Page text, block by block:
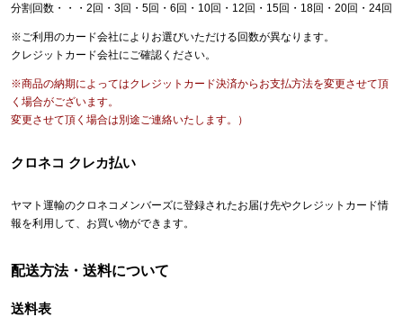
分割回数・・・2回・3回・5回・6回・10回・12回・15回・18回・20回・24回
※ご利用のカード会社によりお選びいただける回数が異なります。
クレジットカード会社にご確認ください。
※商品の納期によってはクレジットカード決済からお支払方法を変更させて頂
く場合がございます。
変更させて頂く場合は別途ご連絡いたします。）
クロネコ クレカ払い
ヤマト運輸のクロネコメンバーズに登録されたお届け先やクレジットカード情
報を利用して、お買い物ができます。
配送方法・送料について
送料表